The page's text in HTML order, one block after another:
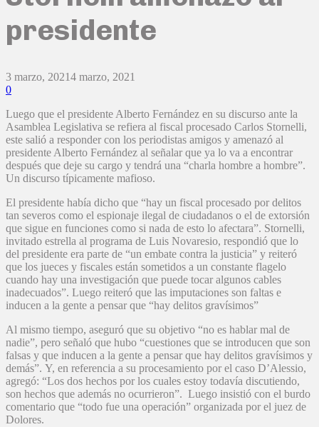
presidente
3 marzo, 20214 marzo, 2021
0
Luego que el presidente Alberto Fernández en su discurso ante la
Asamblea Legislativa se refiera al fiscal procesado Carlos Stornelli,
este salió a responder con los periodistas amigos y amenazó al
presidente Alberto Fernández al señalar que ya lo va a encontrar
después que deje su cargo y tendrá una “charla hombre a hombre”.
Un discurso típicamente mafioso.
El presidente había dicho que “hay un fiscal procesado por delitos
tan severos como el espionaje ilegal de ciudadanos o el de extorsión
que sigue en funciones como si nada de esto lo afectara”. Stornelli,
invitado estrella al programa de Luis Novaresio, respondió que lo
del presidente era parte de “un embate contra la justicia” y reiteró
que los jueces y fiscales están sometidos a un constante flagelo
cuando hay una investigación que puede tocar algunos cables
inadecuados”. Luego reiteró que las imputaciones son faltas e
inducen a la gente a pensar que “hay delitos gravísimos”
Al mismo tiempo, aseguró que su objetivo “no es hablar mal de
nadie”, pero señaló que hubo “cuestiones que se introducen que son
falsas y que inducen a la gente a pensar que hay delitos gravísimos y
demás”. Y, en referencia a su procesamiento por el caso D’Alessio,
agregó: “Los dos hechos por los cuales estoy todavía discutiendo,
son hechos que además no ocurrieron”. Luego insistió con el burdo
comentario que “todo fue una operación” organizada por el juez de
Dolores.